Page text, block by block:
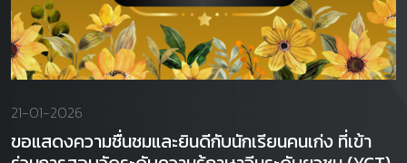
21-01-2026
ขอแสดงความชื่นชมและยินดีกับนักเรียนคนเก่ง ที่เข้า